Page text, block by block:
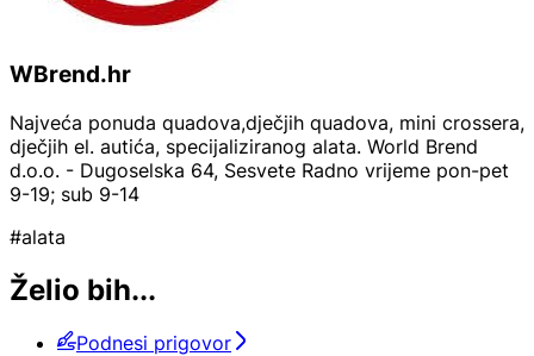
WBrend.hr
Najveća ponuda quadova,dječjih quadova, mini crossera,
dječjih el. autića, specijaliziranog alata. World Brend
d.o.o. - Dugoselska 64, Sesvete Radno vrijeme pon-pet
9-19; sub 9-14
#alata
Želio bih...
Podnesi prigovor